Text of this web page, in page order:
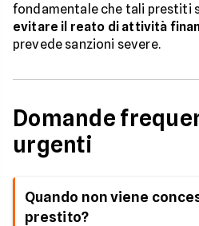
fondamentale che tali prestiti
evitare il reato di attività
prevede sanzioni severe.
Domande
urgenti
Quando non viene
prestito?